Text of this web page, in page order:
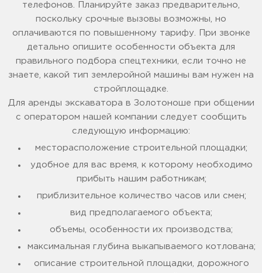
телефонов. Планируйте заказ предварительно,
поскольку срочные вызовы возможны, но
оплачиваются по повышенному тарифу. При звонке
детально опишите особенности объекта для
правильного подбора спецтехники, если точно не
знаете, какой тип землеройной машины вам нужен на
стройплощадке.
Для аренды экскаватора в Золотоноше при общении
с оператором нашей компании следует сообщить
следующую информацию:
месторасположение строительной площадки;
удобное для вас время, к которому необходимо
прибыть нашим работникам;
приблизительное количество часов или смен;
вид предполагаемого объекта;
объемы, особенности их производства;
максимальная глубина выкапываемого котлована;
описание строительной площадки, дорожного